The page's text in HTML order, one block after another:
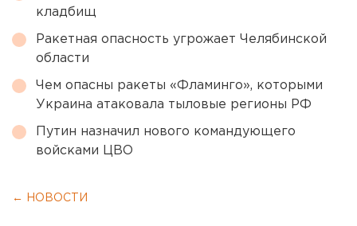
кладбищ
Ракетная опасность угрожает Челябинской
области
Чем опасны ракеты «Фламинго», которыми
Украина атаковала тыловые регионы РФ
Путин назначил нового командующего
войсками ЦВО
← НОВОСТИ